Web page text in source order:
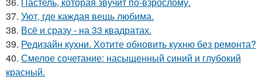
37. Уют, где каждая вещь любима.
38. Всё и сразу - на 33 квадратах.
39. Редизайн кухни. Хотите обновить кухню без ремонта?
40. Смелое сочетание: насыщенный синий и глубокий
красный.